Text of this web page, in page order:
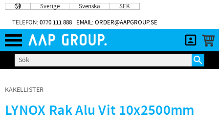
Meny
Sverige Svenska SEK
TELEFON:0770 111 888 EMAIL: ORDER@AAPGROUP.SE
KAKELLISTER
LYNOX Rak Alu Vit 10x2500mm